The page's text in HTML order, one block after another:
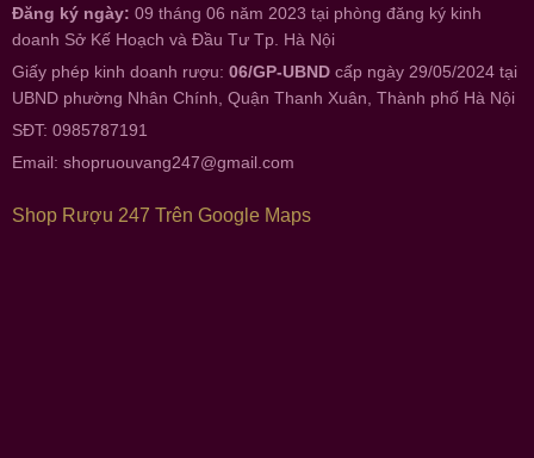
Đăng ký ngày: 09 tháng 06 năm 2023 tại phòng đăng ký kinh
doanh Sở Kế Hoạch và Đầu Tư Tp. Hà Nội
Giấy phép kinh doanh rượu: 06/GP-UBND cấp ngày 29/05/2024 tại
UBND phường Nhân Chính, Quận Thanh Xuân, Thành phố Hà Nội
SĐT: 0985787191
Email: shopruouvang247@gmail.com
Shop Rượu 247 Trên Google Maps